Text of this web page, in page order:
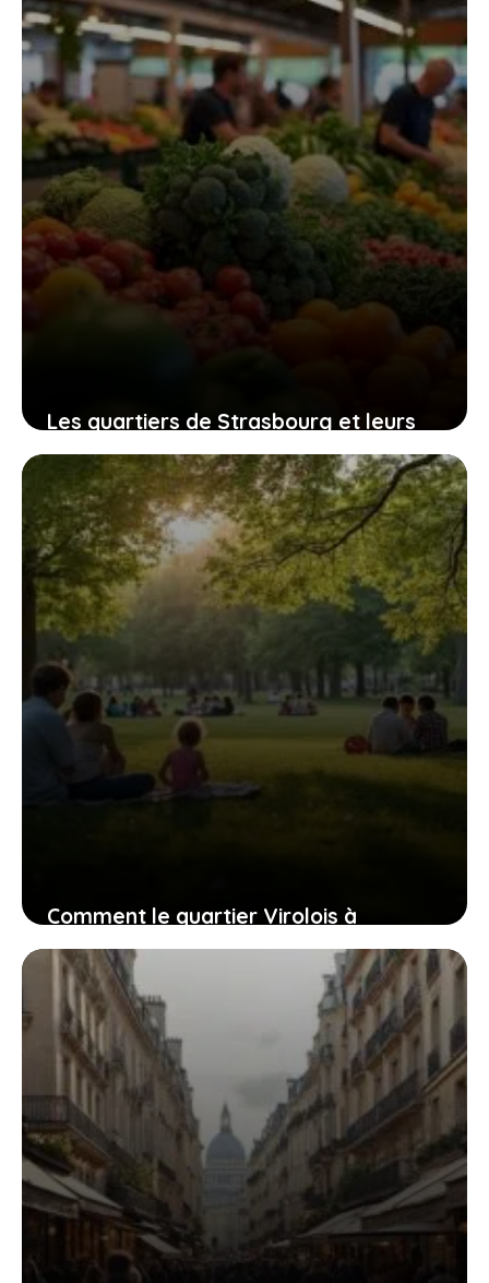
Les quartiers de Strasbourg et leurs
particularités : un regard sur Neuhof,
Hautepierre, Lingolsheim et Gare
7 juillet 2026
Comment le quartier Virolois à
Tourcoing équilibre son passé et son
avenir
6 juillet 2026